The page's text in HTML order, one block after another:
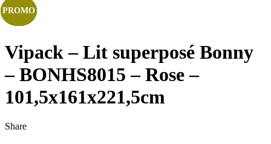
PROMO
Vipack – Lit superposé Bonny
– BONHS8015 – Rose –
101,5x161x221,5cm
Share
PROMO
PROMO
PROMO
PROMO
PROMO
PROMO